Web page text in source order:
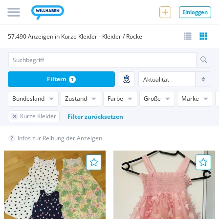
Einloggen
57.490 Anzeigen in Kurze Kleider - Kleider / Röcke
Bundesland Zustand Farbe Größe Marke
Kurze Kleider Filter zurücksetzen
Filtern 1
Infos zur Reihung der Anzeigen